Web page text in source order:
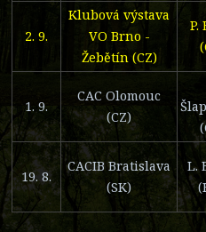
2. 9.
Klubová výstava
VO Brno -
Žebětín (CZ)
P.
1. 9.
CAC Olomouc
(CZ)
19. 8.
CACIB Bratislava
(SK)
L.